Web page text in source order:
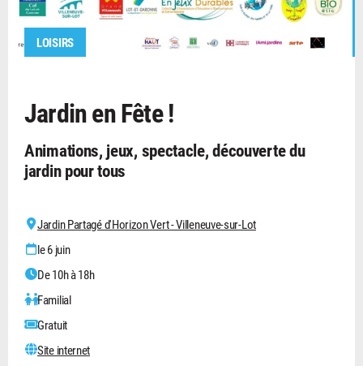
LOISIRS
Jardin en Fête !
Animations, jeux, spectacle, découverte du
jardin pour tous
Jardin Partagé d'Horizon Vert - Villeneuve-sur-Lot
le 6 juin
De 10h à 18h
Familial
Gratuit
Site internet